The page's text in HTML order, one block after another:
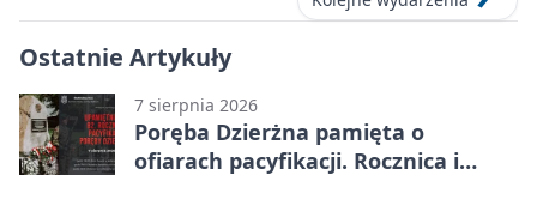
Ostatnie Artykuły
7 sierpnia 2026
Poręba Dzierżna pamięta o
ofiarach pacyfikacji. Rocznica i